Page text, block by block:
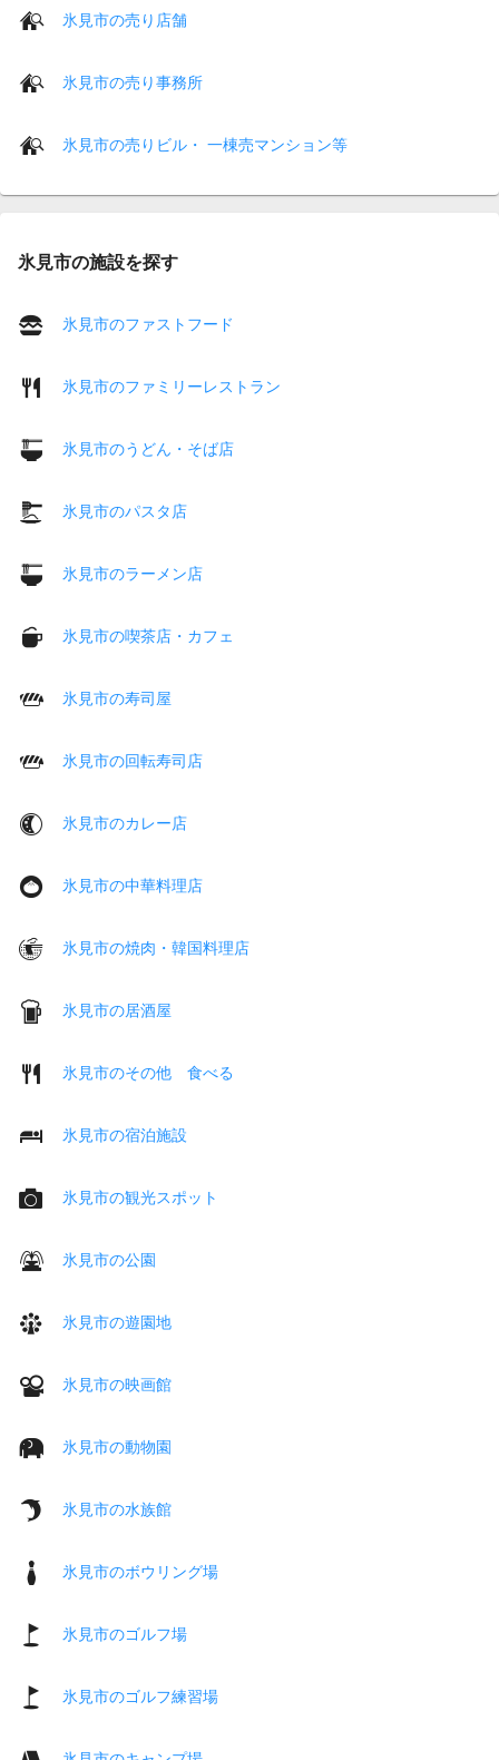
氷見市の売り店舗
氷見市の売り事務所
氷見市の売りビル・ 一棟売マンション等
氷見市の施設を探す
氷見市のファストフード
氷見市のファミリーレストラン
氷見市のうどん・そば店
氷見市のパスタ店
氷見市のラーメン店
氷見市の喫茶店・カフェ
氷見市の寿司屋
氷見市の回転寿司店
氷見市のカレー店
氷見市の中華料理店
氷見市の焼肉・韓国料理店
氷見市の居酒屋
氷見市のその他 食べる
氷見市の宿泊施設
氷見市の観光スポット
氷見市の公園
氷見市の遊園地
氷見市の映画館
氷見市の動物園
氷見市の水族館
氷見市のボウリング場
氷見市のゴルフ場
氷見市のゴルフ練習場